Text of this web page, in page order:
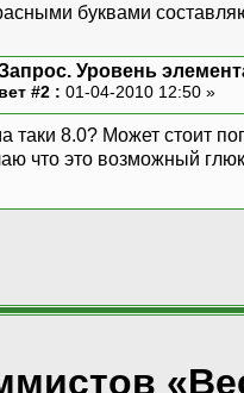
буквами
Уровень
#2 : 01-04-2010 12:50 »
таки 8.0? Может стоит
что это возможный